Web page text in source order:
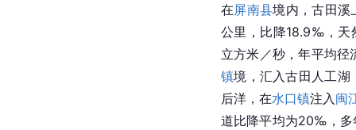
在屏南县境内，古田溪
公里，比降18.9‰，天
立方米／秒，年平均
镇境，汇入古田人工湖
后洋，在水口镇注入 闽
道比降平均为20‰，多